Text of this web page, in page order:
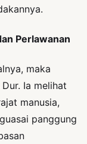
Perlawanan
maka
Ia melihat
manusia,
panggung